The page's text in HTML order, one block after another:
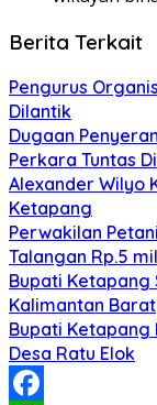
Berita Terkait
Pengurus
Dilantik
Dugaan
Perkara Tuntas
Alexander Wilyo
Ketapang
Perwakilan
Talangan Rp.5
Bupati Ketapang
Kalimantan Barat
Bupati Ketapang
Desa Ratu Elok